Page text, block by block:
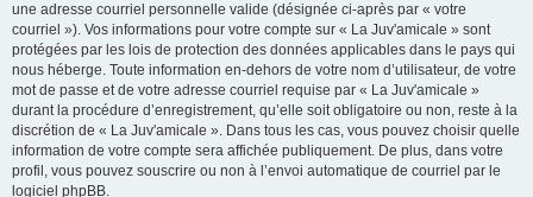
une adresse courriel personnelle valide (désignée ci-après par « votre
courriel »). Vos informations pour votre compte sur « La Juv'amicale » sont
protégées par les lois de protection des données applicables dans le pays qui
nous héberge. Toute information en-dehors de votre nom d’utilisateur, de votre
mot de passe et de votre adresse courriel requise par « La Juv'amicale »
durant la procédure d’enregistrement, qu’elle soit obligatoire ou non, reste à la
discrétion de « La Juv'amicale ». Dans tous les cas, vous pouvez choisir quelle
information de votre compte sera affichée publiquement. De plus, dans votre
profil, vous pouvez souscrire ou non à l’envoi automatique de courriel par le
logiciel phpBB.